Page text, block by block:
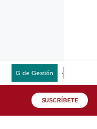
G de Gestión
SUSCRÍBETE